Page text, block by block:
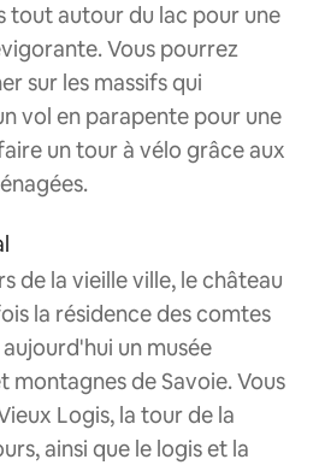
tout autour du lac pour une
Vous pourrez
sur les massifs qui
vol en parapente pour une
un tour à vélo grâce aux
de la vieille ville, le château
la résidence des comtes
un musée
montagnes de Savoie. Vous
Logis, la tour de la
ainsi que le logis et la